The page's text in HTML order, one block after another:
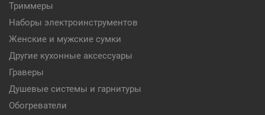
Триммеры
Наборы электроинструментов
Женские и мужские сумки
Другие кухонные аксессуары
Граверы
Душевые системы и гарнитуры
Обогреватели